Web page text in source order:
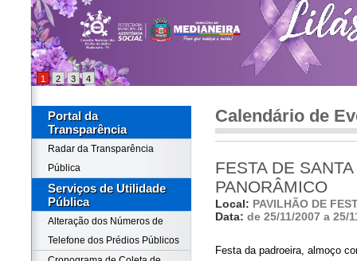
1 2 3 4
Portal da
Transparência
Radar da Transparência
Pública
Serviços de Utilidade
Pública
Alteração dos Números de
Telefone dos Prédios Públicos
Calendário de
FESTA DE
PANORÂMICO
Local: PAVILHÃO DE
Data: de 25/11/2007 a 25/
Festa da padroeira, almoço